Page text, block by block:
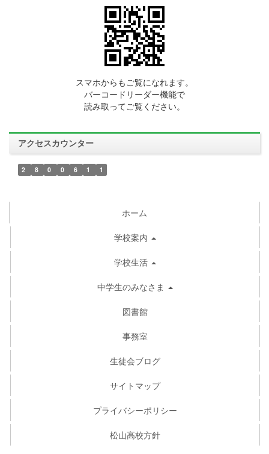
スマホからもご覧になれます。
バーコードリーダー機能で
読み取ってご覧ください。
アクセスカウンター
2 8 0 0 6 1 1
ホーム
学校案内
学校生活
中学生のみなさま
図書館
事務室
生徒会ブログ
サイトマップ
プライバシーポリシー
松山高校方針